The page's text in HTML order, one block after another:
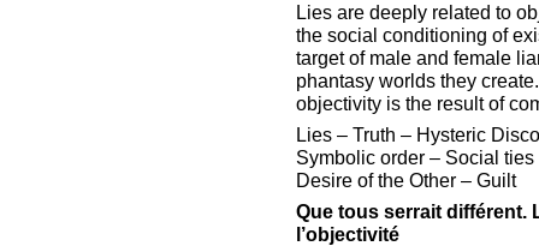
Lies are deeply related to
the social conditioning of
target of male and female
phantasy worlds they
objectivity is the result of
Lies – Truth – Hysteric
Symbolic order – Social
Desire of the Other – Guilt
Que tous serrait différent.
l’objectivité